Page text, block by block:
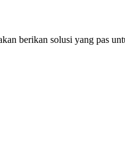
berikan solusi yang pas